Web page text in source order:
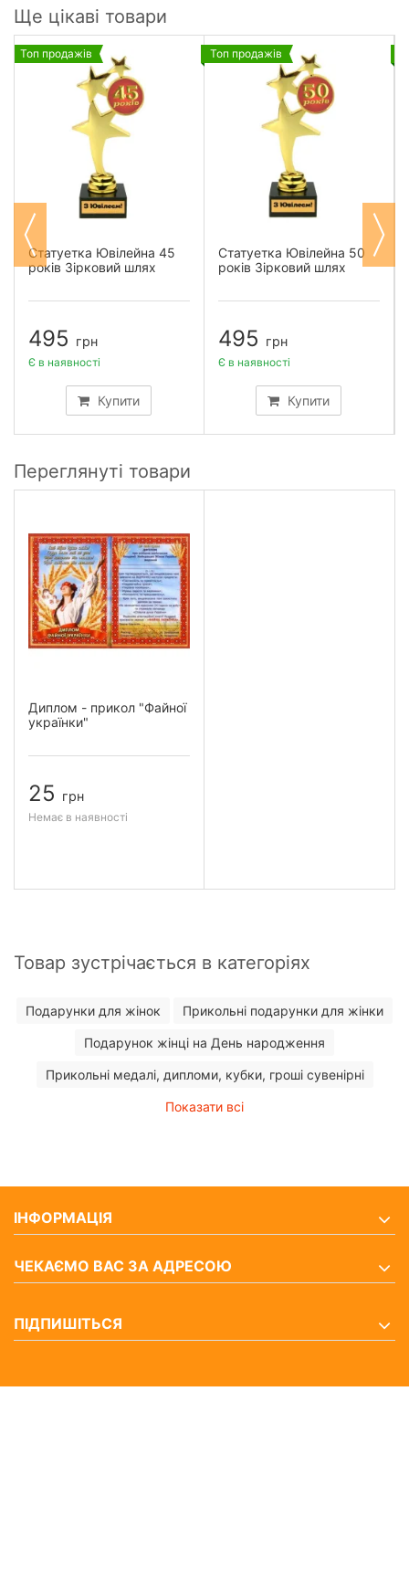
Ще цікаві товари
Топ продажів
Статуетка Ювілейна 45
років Зірковий шлях
495 грн
Купити
Є в наявності
Топ продажів
Статуетка Ювілейна 50
років Зірковий шлях
495 грн
Купити
Є в наявності
Переглянуті товари
Диплом - прикол "Файної
українки"
25 грн
Немає в наявності
Товар зустрічається в категоріях
Подарунки для жінок Прикольні подарунки для жінки
Подарунок жінці на День народження
Прикольні медалі, дипломи, кубки, гроші сувенірні
Показати всі
ІНФОРМАЦІЯ
ЧЕКАЄМО ВАС ЗА АДРЕСОЮ
ПІДПИШІТЬСЯ